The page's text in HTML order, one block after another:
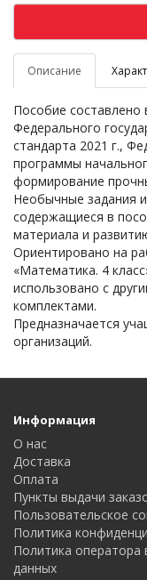
Описание
Пособие составлено
Федерального
стандарта 2021 г.,
программы
формирование
Необычные задания
содержащиеся в
материала и
Ориентировано на
«Математика. 4
использовано с
комплектами.
Предназначается
организаций.
Информация
О нас
Доставка
Оплата
Пункты выдачи
Пользовательское
Политика
Политика
данных